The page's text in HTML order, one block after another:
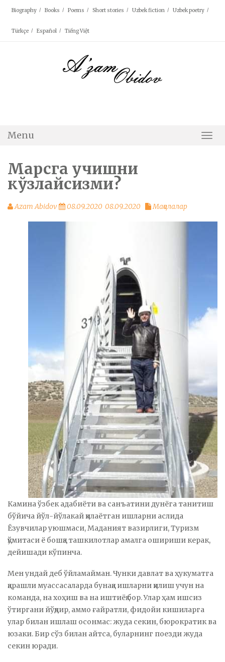
Biography Books Poems Short stories Uzbek fiction Uzbek poetry
Türkçe Español Tiếng Việt
Menu
Марсга учишни
кўзлайсизми?
Azam Abidov 08.09.2020 08.09.2020 Мақолалар
Камина ўзбек адабиёти ва санъатини дунёга танитиш
бўйича йўл-йўлакай қилаётган ишларни аслида
Ёзувчилар уюшмаси, Маданият вазирлиги, Туризм
қўмитаси ё бошқа ташкилотлар амалга ошириши керак,
дейишади кўпинча.
Мен ундай деб ўйламайман. Чунки давлат ва ҳукуматга
қарашли муассасаларда бунақа ишларни қилиш учун на
команда, на хоҳиш ва на иштиёқ бор. Улар ҳам ишсиз
ўтиргани йўқдир, аммо ғайратли, фидойи кишиларга
улар билан ишлаш осонмас: жуда секин, бюрократик ва
юзаки. Бир сўз билан айтса, буларнинг поезди жуда
секин юради.